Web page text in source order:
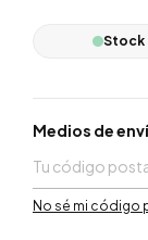
Stock
Entregas para el
Medios de
No sé mi código